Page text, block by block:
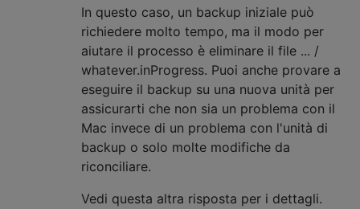
In questo caso, un backup iniziale può
richiedere molto tempo, ma il modo per
aiutare il processo è eliminare il file ... /
whatever.inProgress. Puoi anche provare a
eseguire il backup su una nuova unità per
assicurarti che non sia un problema con il
Mac invece di un problema con l'unità di
backup o solo molte modifiche da
riconciliare.
Vedi questa altra risposta per i dettagli.